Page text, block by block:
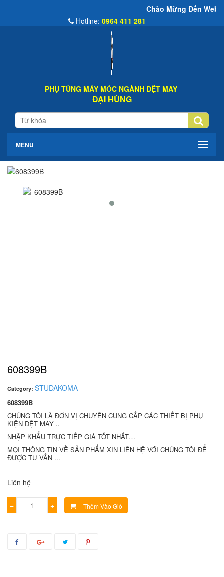
Chào Mừng Đến Website Đại Hùng
Hotline: 0964 411 281
PHỤ TÙNG MÁY MÓC NGÀNH DỆT MAY
ĐẠI HÙNG
MENU
608399B
Category: STUDAKOMA
608399B
CHÚNG TÔI LÀ ĐƠN VỊ CHUYÊN CUNG CẤP CÁC THIẾT BỊ PHỤ
KIỆN DỆT MAY ..
NHẬP KHẨU TRỰC TIẾP GIÁ TỐT NHẤT…
MỌI THÔNG TIN VỀ SẢN PHẨM XIN LIÊN HỆ VỚI CHÚNG TÔI ĐỂ
ĐƯỢC TƯ VẤN ...
Liên hệ
− + Thêm Vào Giỏ